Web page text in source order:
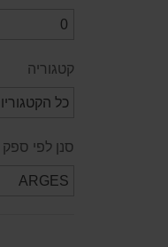
קטגוריה
סנן לפי ספק